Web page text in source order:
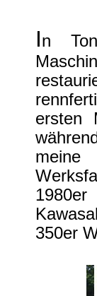
In
ersten
350er